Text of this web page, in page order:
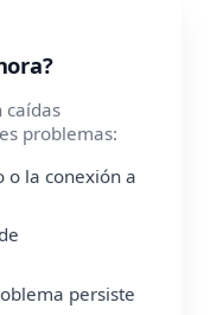
caídas
problemas:
o la conexión a
persiste